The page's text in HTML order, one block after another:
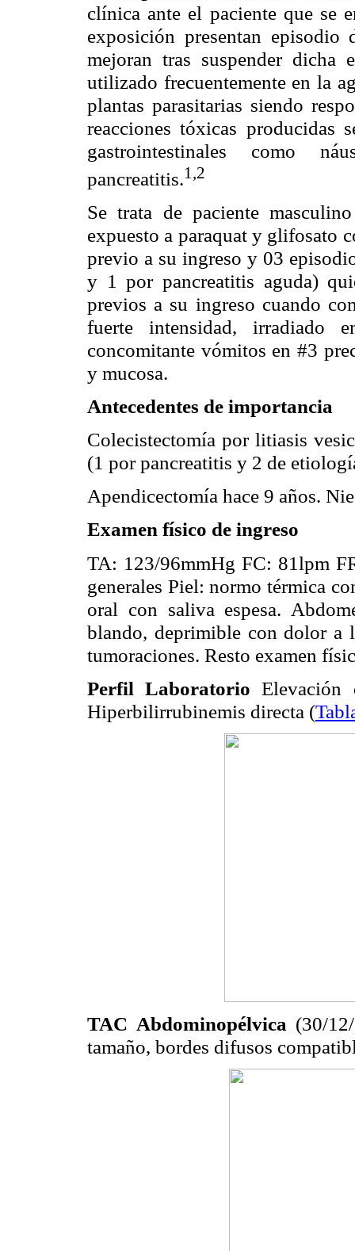
clínica ante el paciente que se
exposición presentan
mejoran tras suspender
utilizado frecuentemente en la
plantas parasitarias siendo
reacciones tóxicas producidas
gastrointestinales como
pancreatitis.1,2
Se trata de paciente
expuesto a paraquat y glifosato
previo a su ingreso y 03
y 1 por pancreatitis aguda)
previos a su ingreso cuando
fuerte intensidad, irradiado
concomitante vómitos en #3
y mucosa.
Antecedentes de importancia
Colecistectomía por litiasis
(1 por pancreatitis y 2 de
Apendicectomía hace 9 años.
Examen físico de ingreso
TA: 123/96mmHg FC: 81lpm
generales Piel: normo térmica
oral con saliva espesa.
blando, deprimible con dolor a
tumoraciones. Resto examen
Perfil Laboratorio Elevación
Hiperbilirrubinemis directa (
TAC Abdominopélvica (30/
tamaño, bordes difusos